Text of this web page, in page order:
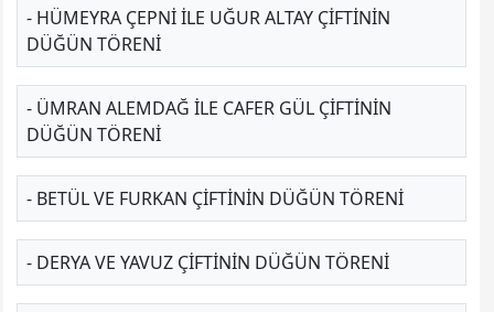
- HÜMEYRA ÇEPNİ ILE UĞUR ALTAY ÇIFTININ
DÜĞÜN TÖRENI
- ÜMRAN ALEMDAĞ ILE CAFER GÜL ÇIFTININ
DÜĞÜN TÖRENI
- BETÜL VE FURKAN ÇIFTININ DÜĞÜN TÖRENI
- DERYA VE YAVUZ ÇIFTININ DÜĞÜN TÖRENI